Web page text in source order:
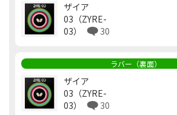
ザイア
03（ZYRE-
03）
30
ラバー（裏面）
ザイア
03（ZYRE-
03）
30